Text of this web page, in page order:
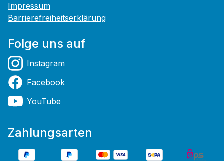
Impressum
Barrierefreiheitserklärung
Folge uns auf
Instagram
Facebook
YouTube
Zahlungsarten